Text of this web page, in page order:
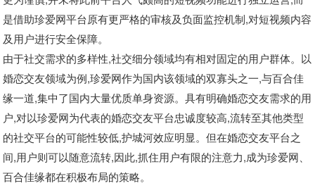
是借助珍爱网平台原有更严格的审核及负面监控机制,对短视频内容
及用户进行安全保障。
由于社交需求的多样性,社交细分领域均有相对固定的用户群体。以
婚恋交友领域为例,珍爱网作为国内该领域的双寡头之一,与百合佳
缘一道,集中了国内大量优质单身资源。具有明确婚恋交友需求的用
户,对以珍爱网为代表的婚恋交友平台忠诚度较高,流转至其他类型
的社交平台的可能性较低,护城河效应明显。但在婚恋交友平台之
间,用户则可以随意流转,因此,抓住用户有限的注意力,成为珍爱网、
百合佳缘都在积极布局的策略。